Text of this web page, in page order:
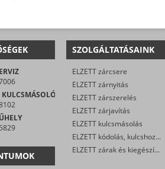
SZOLGÁLTATÁSAINK
ELZETT zárcsere
ELZETT zárnyitás
ELZETT zárszerelés
ELZETT zárjavítás
ELZETT kulcsmásolás
ELZETT kódolás, kulcshoz zárbetét készítése
ELZETT zárak és kiegészítők kereskedelme